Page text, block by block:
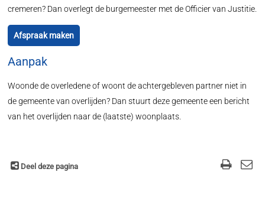
cremeren? Dan overlegt de burgemeester met de Officier van Justitie.
Afspraak maken
Aanpak
Woonde de overledene of woont de achtergebleven partner niet in
de gemeente van overlijden? Dan stuurt deze gemeente een bericht
van het overlijden naar de (laatste) woonplaats.
Deel deze pagina